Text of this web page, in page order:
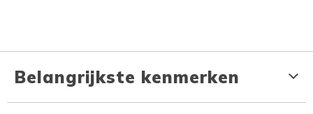
Belangrijkste kenmerken